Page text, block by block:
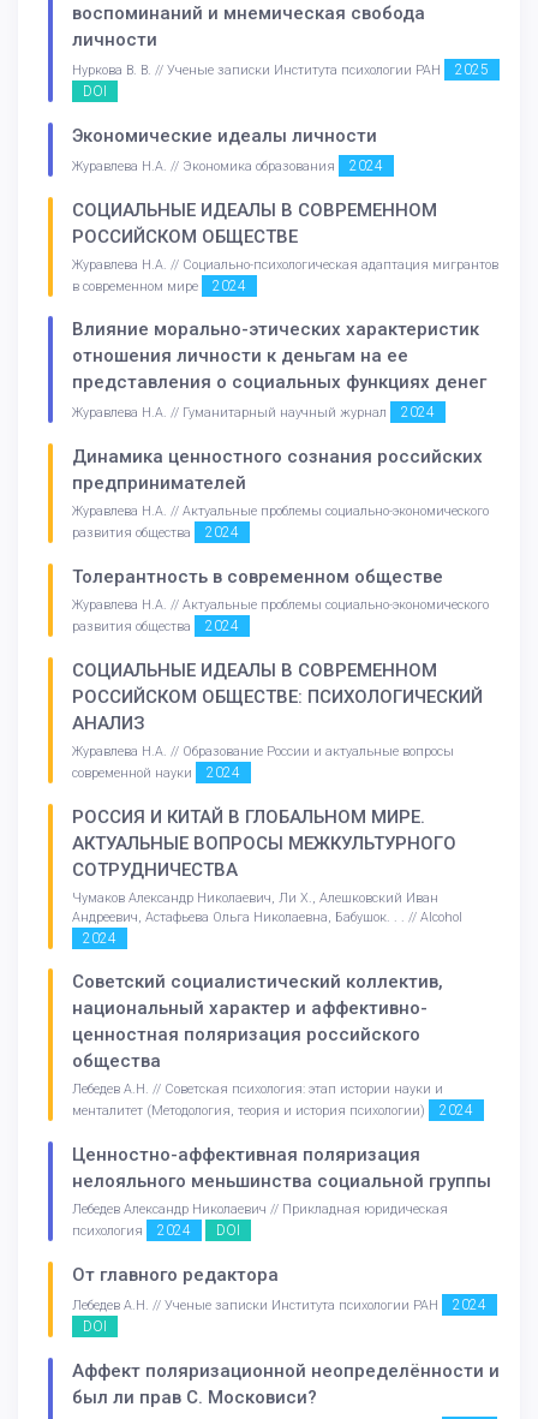
воспоминаний и мнемическая свобода
личности
Нуркова В. В. // Ученые записки Института психологии РАН
2025
DOI
Экономические идеалы личности
Журавлева Н.А. // Экономика образования 2024
СОЦИАЛЬНЫЕ ИДЕАЛЫ В СОВРЕМЕННОМ
РОССИЙСКОМ ОБЩЕСТВЕ
Журавлева Н.А. // Социально-психологическая адаптация мигрантов
в современном мире
2024
Влияние морально-этических характеристик
отношения личности к деньгам на ее
представления о социальных функциях денег
Журавлева Н.А. // Гуманитарный научный журнал 2024
Динамика ценностного сознания российских
предпринимателей
Журавлева Н.А. // Актуальные проблемы социально-экономического
развития общества
2024
Толерантность в современном обществе
Журавлева Н.А. // Актуальные проблемы социально-экономического
развития общества
2024
СОЦИАЛЬНЫЕ ИДЕАЛЫ В СОВРЕМЕННОМ
РОССИЙСКОМ ОБЩЕСТВЕ: ПСИХОЛОГИЧЕСКИЙ
АНАЛИЗ
Журавлева Н.А. // Образование России и актуальные вопросы
современной науки
2024
РОССИЯ И КИТАЙ В ГЛОБАЛЬНОМ МИРЕ.
АКТУАЛЬНЫЕ ВОПРОСЫ МЕЖКУЛЬТУРНОГО
СОТРУДНИЧЕСТВА
Чумаков Александр Николаевич, Ли Х., Алешковский Иван
Андреевич, Астафьева Ольга Николаевна, Бабушок. . . // Alcohol
2024
Советский социалистический коллектив,
национальный характер и аффективно-
ценностная поляризация российского
общества
Лебедев А.Н. // Советская психология: этап истории науки и
менталитет (Методология, теория и история психологии)
2024
Ценностно-аффективная поляризация
нелояльного меньшинства социальной группы
Лебедев Александр Николаевич // Прикладная юридическая
психология
2024 DOI
От главного редактора
Лебедев А.Н. // Ученые записки Института психологии РАН
2024
DOI
Аффект поляризационной неопределённости и
был ли прав С. Московиси?